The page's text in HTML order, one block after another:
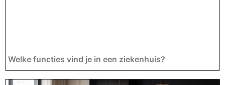
Welke functies vind je in een ziekenhuis?